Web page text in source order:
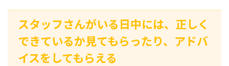
スタッフさんがいる日中には、正しく
できているか見てもらったり、アドバ
イスをしてもらえる